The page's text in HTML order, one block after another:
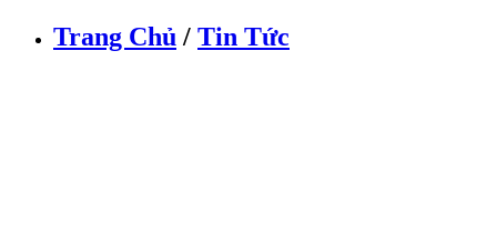
Trang Chủ / Tin Tức